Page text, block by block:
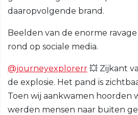
daaropvolgende brand.
Beelden van de enorme
rond op sociale media.
@journeyexplorerr 💥 Zijkant
de explosie. Het pand is
Toen wij aankwamen hoorden
werden mensen naar buiten